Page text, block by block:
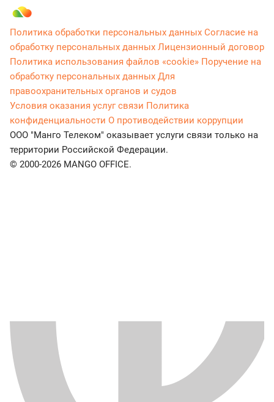
Политика обработки персональных данных Согласие на
обработку персональных данных Лицензионный договор
Политика использования файлов «cookie» Поручение на
обработку персональных данных Для
правоохранительных органов и судов
Условия оказания услуг связи Политика
конфиденциальности О противодействии коррупции
ООО "Манго Телеком" оказывает услуги связи только на
территории Российской Федерации.
© 2000-2026 MANGO OFFICE.